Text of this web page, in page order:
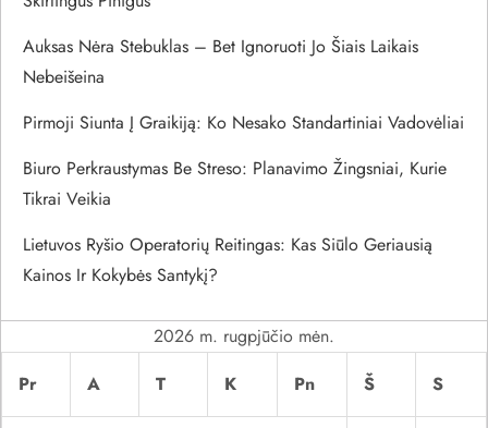
a
t
a
r
p
į
r
a
Auksas Nėra Stebuklas – Bet Ignoruoti Jo Šiais Laikais
Nebeišeina
Pirmoji Siunta Į Graikiją: Ko Nesako Standartiniai Vadovėliai
Biuro Perkraustymas Be Streso: Planavimo Žingsniai, Kurie
Tikrai Veikia
Lietuvos Ryšio Operatorių Reitingas: Kas Siūlo Geriausią
Kainos Ir Kokybės Santykį?
2026 m. rugpjūčio mėn.
Pr
A T K Pn Š S